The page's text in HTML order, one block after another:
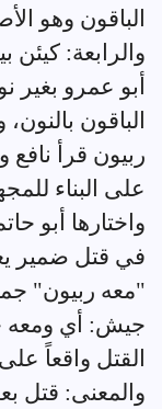
الباقون وهو
والرابعة:
أبو عمرو بغير
الباقون
ربيون قرأ
على البناء
واختارها أبو
في قتل ضمير
"معه ربيون"
جيش: أي ومعه
القتل واقعاً
والمعنى: قتل